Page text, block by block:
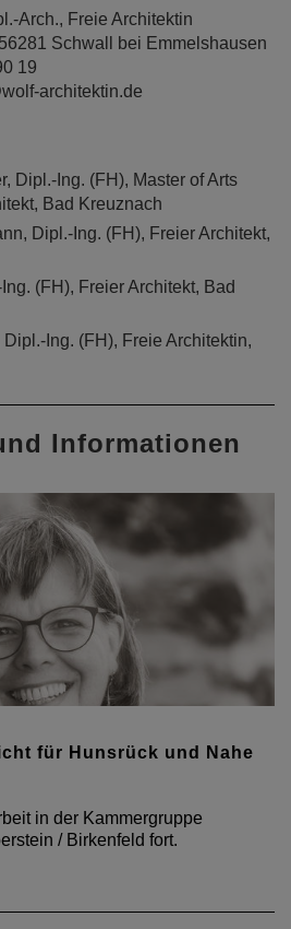
Arch., Freie Architektin
Schwall bei Emmelshausen
19
architektin.de
Dipl.-Ing. (FH), Master of Arts
Bad Kreuznach
Dipl.-Ing. (FH), Freier Architekt,
(FH), Freier Architekt, Bad
Ing. (FH), Freie Architektin,
Informationen
für Hunsrück und Nahe
in der Kammergruppe
/ Birkenfeld fort.